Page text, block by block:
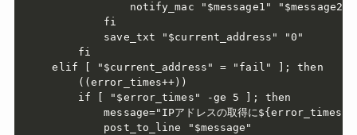
            notify_mac "$message1" "$message2"
        fi
        save_txt "$current_address" "0"
    fi
elif [ "$current_address" = "fail" ]; then
    ((error_times++))
    if [ "$error_times" -ge 5 ]; then
message="IPアドレスの取得に${error_times}回
        post_to_line "$message"